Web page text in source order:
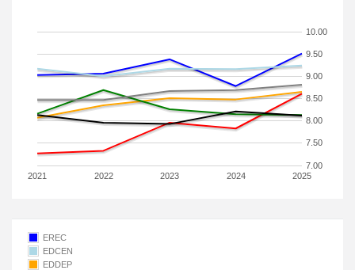
2021 2022 2023 2024 2025
7.00
7.50
8.00
8.50
9.00
9.50
10.00
EREC
EDCEN
EDDEP